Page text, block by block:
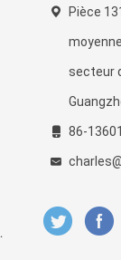
Pièce
secteur
86-